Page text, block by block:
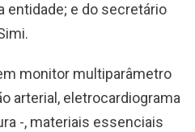
entidade; e do secretário
monitor multiparâmetro
arterial, eletrocardiograma
-, materiais essenciais